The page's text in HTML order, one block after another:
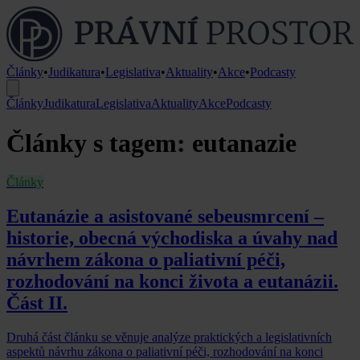
Články•Judikatura•Legislativa•Aktuality•Akce•Podcasty
ČlánkyJudikaturaLegislativaAktualityAkcePodcasty
Články s tagem: eutanazie
Články
Eutanázie a asistované sebeusmrcení –
historie, obecná východiska a úvahy nad
návrhem zákona o paliativní péči,
rozhodování na konci života a eutanázii.
Část II.
Druhá část článku se věnuje analýze praktických a legislativních
aspektů návrhu zákona o paliativní péči, rozhodování na konci